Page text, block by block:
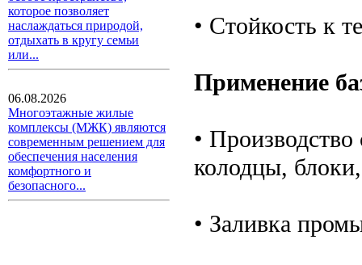
которое позволяет
наслаждаться природой,
отдыхать в кругу семьи
или...
06.08.2026
Многоэтажные жилые
комплексы (МЖК) являются
современным решением для
обеспечения населения
комфортного и
безопасного...
• Стойкость к
Применение
•
колодцы,
• Заливка